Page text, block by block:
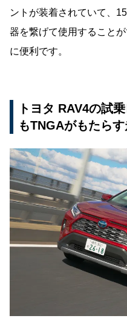
ントが装着されていて、
器を繋げて使用すること
に便利です。
トヨタ RAV4の試
もTNGAがもたら